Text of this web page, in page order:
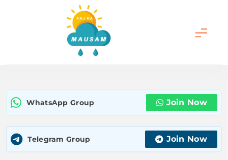
आज का मौसम | कल का
मौसम की जानकारी सबसे
WhatsApp Group Join Now
Telegram Group Join Now